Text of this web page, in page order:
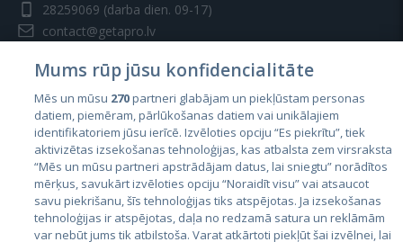
28259069 (darba dien. 09-17)
contact@getapro.lv
Valstis
Igaunija
Latvija
Lietuva
Mums rūp jūsu konfidencialitāte
Mēs un mūsu 270partneri glabājam un piekļūstam personas
datiem, piemēram, pārlūkošanas datiem vai unikālajiem
identifikatoriem jūsu ierīcē. Izvēloties opciju “Es piekrītu”, tiek
aktivizētas izsekošanas tehnoloģijas, kas atbalsta zem virsraksta
“Mēs un mūsu partneri apstrādājam datus, lai sniegtu” norādītos
mērķus, savukārt izvēloties opciju “Noraidīt visu” vai atsaucot
savu piekrišanu, šīs tehnoloģijas tiks atspējotas. Ja izsekošanas
tehnoloģijas ir atspējotas, daļa no redzamā satura un reklāmām
var nebūt jums tik atbilstoša. Varat atkārtoti piekļūt šai izvēlnei, lai